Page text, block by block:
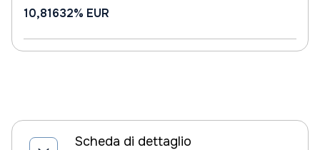
10,81632% EUR
Scheda di dettaglio